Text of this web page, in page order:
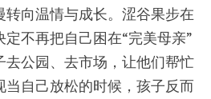
向温情与成长。涩谷果步在
不再把自己困在“完美母亲”
去公园、去市场，让他们帮忙
自己放松的时候，孩子反而